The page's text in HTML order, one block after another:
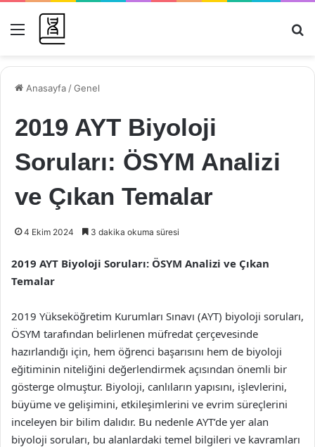
Menü
Anasayfa /Genel
2019 AYT Biyoloji
Soruları: ÖSYM Analizi
ve Çıkan Temalar
4 Ekim 2024 3 dakika okuma süresi
2019 AYT Biyoloji Soruları: ÖSYM Analizi ve Çıkan
Temalar
2019 Yükseköğretim Kurumları Sınavı (AYT) biyoloji soruları,
ÖSYM tarafından belirlenen müfredat çerçevesinde
hazırlandığı için, hem öğrenci başarısını hem de biyoloji
eğitiminin niteliğini değerlendirmek açısından önemli bir
gösterge olmuştur. Biyoloji, canlıların yapısını, işlevlerini,
büyüme ve gelişimini, etkileşimlerini ve evrim süreçlerini
inceleyen bir bilim dalıdır. Bu nedenle AYT’de yer alan
biyoloji soruları, bu alanlardaki temel bilgileri ve kavramları